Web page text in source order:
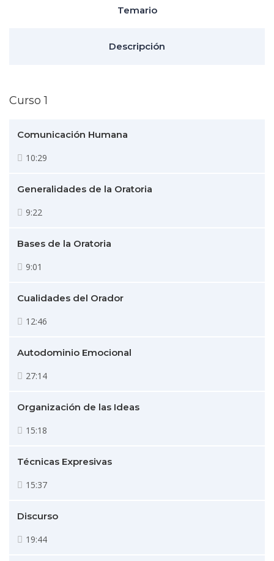
Temario
Descripción
Curso 1
Comunicación Humana
10:29
Generalidades de la Oratoria
9:22
Bases de la Oratoria
9:01
Cualidades del Orador
12:46
Autodominio Emocional
27:14
Organización de las Ideas
15:18
Técnicas Expresivas
15:37
Discurso
19:44